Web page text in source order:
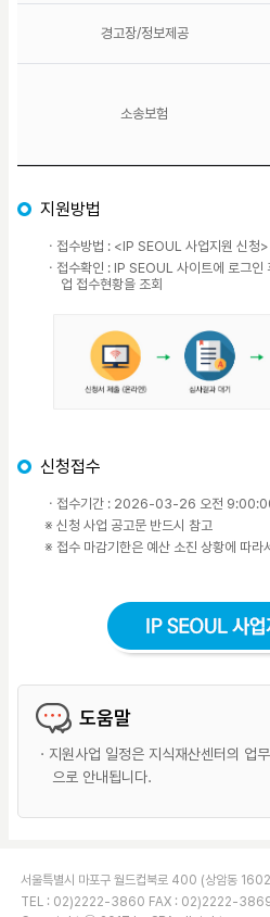
경고장/정보제공
소송보험
지원방법
ㆍ접수방법 : <IP SEOUL 사업지원 신청
ㆍ접수확인 : IP SEOUL 사이트에 로그
업 접수현황을 조회
신청접수
ㆍ접수기간 : 2026-03-26 오전
※ 신청 사업 공고문 반드시 참고
※ 접수 마감기한은 예산 소진 상황에 따라
도움말
ㆍ지원사업 일정은 지식재산센터의 업
으로 안내됩니다.
서울특별시 마포구 월드컵북로 400 (상암동
TEL : 02)2222-3860 FAX : 02)2222-